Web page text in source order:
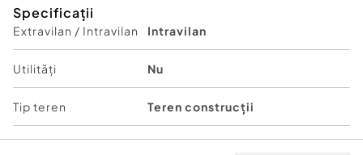
Specificații
Extravilan / Intravilan Intravilan
Utilități Nu
Tip teren Teren construcții